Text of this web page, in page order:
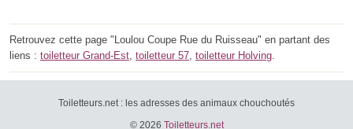
Retrouvez cette page "Loulou Coupe Rue du Ruisseau" en partant des
liens : toiletteur Grand-Est, toiletteur 57, toiletteur Holving.
Toiletteurs.net : les adresses des animaux chouchoutés
© 2026 Toiletteurs.net